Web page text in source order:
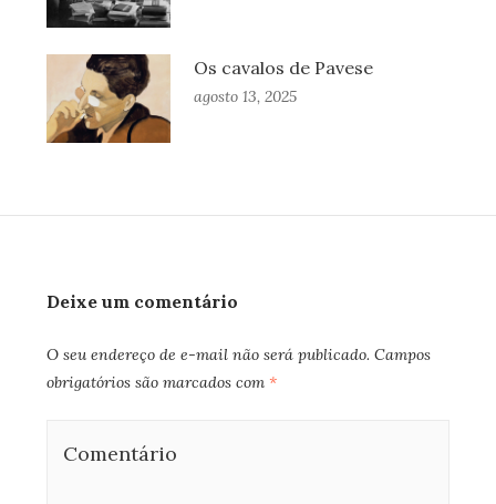
Os cavalos de Pavese
agosto 13, 2025
Deixe um comentário
O seu endereço de e-mail não será publicado. Campos
obrigatórios são marcados com *